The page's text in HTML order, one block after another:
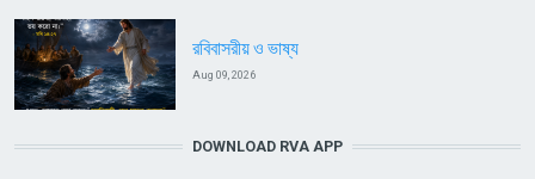
রবিবাসরীয় ও ভাষ্য
Aug 09, 2026
DOWNLOAD RVA APP